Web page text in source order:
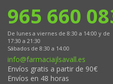
965 660
De lunes a viernes de 8:30 a 14:00 y de
17:30 a 21:30
Sábados de 8:30 a 14:00
info@farmaciajlsavall.es
Envíos gratis a partir de 90€
Envíos en 48 horas